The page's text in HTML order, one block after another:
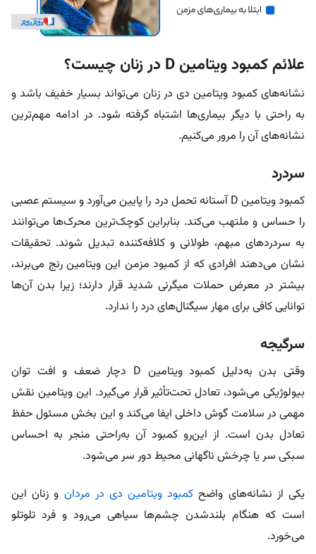
علائم کمبود ویتامین D در زنان چیست؟
نشانه‌های کمبود ویتامین دی در زنان می‌تواند بسیار خفیف باشد و
به راحتی با دیگر بیماری‌ها اشتباه گرفته شود. در ادامه مهم‌ترین
نشانه‌های آن را مرور می‌کنیم.
سردرد
کمبود ویتامین D آستانه تحمل درد را پایین می‌آورد و سیستم عصبی
را حساس و ملتهب می‌کند. بنابراین کوچک‌ترین محرک‌ها می‌توانند
به سردردهای مبهم، طولانی و کلافه‌کننده تبدیل شوند. تحقیقات
نشان می‌دهند افرادی که از کمبود مزمن این ویتامین رنج می‌برند،
بیشتر در معرض حملات میگرنی شدید قرار دارند؛ زیرا بدن آن‌ها
توانایی کافی برای مهار سیگنال‌های درد را ندارد.
سرگیجه
وقتی بدن به‌دلیل کمبود ویتامین D دچار ضعف و افت توان
بیولوژیکی می‌شود، تعادل تحت‌تأثیر قرار می‌گیرد. این ویتامین نقش
مهمی در سلامت گوش داخلی ایفا می‌کند و این بخش مسئول حفظ
تعادل بدن است. از این‌رو کمبود آن به‌راحتی منجر به احساس
سبکی سر یا چرخش ناگهانی محیط دور سر می‌شود.
یکی از نشانه‌های واضح کمبود ویتامین دی در مردان و زنان این
است که هنگام بلندشدن چشم‌ها سیاهی می‌رود و فرد تلوتلو
می‌خورد.